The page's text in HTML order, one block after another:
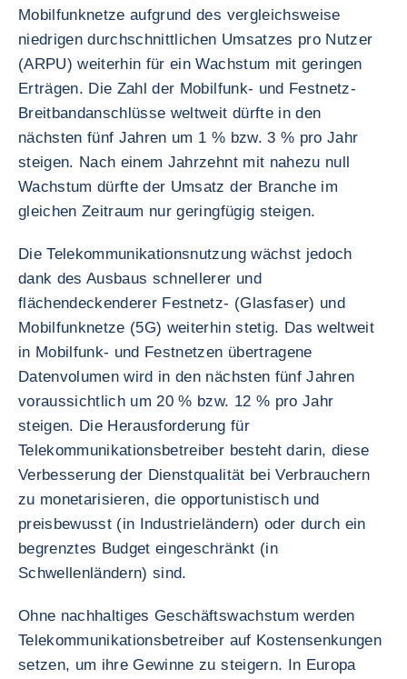
Mobilfunknetze aufgrund des vergleichsweise
niedrigen durchschnittlichen Umsatzes pro Nutzer
(ARPU) weiterhin für ein Wachstum mit geringen
Erträgen. Die Zahl der Mobilfunk- und Festnetz-
Breitbandanschlüsse weltweit dürfte in den
nächsten fünf Jahren um 1 % bzw. 3 % pro Jahr
steigen. Nach einem Jahrzehnt mit nahezu null
Wachstum dürfte der Umsatz der Branche im
gleichen Zeitraum nur geringfügig steigen.
Die Telekommunikationsnutzung wächst jedoch
dank des Ausbaus schnellerer und
flächendeckenderer Festnetz- (Glasfaser) und
Mobilfunknetze (5G) weiterhin stetig. Das weltweit
in Mobilfunk- und Festnetzen übertragene
Datenvolumen wird in den nächsten fünf Jahren
voraussichtlich um 20 % bzw. 12 % pro Jahr
steigen. Die Herausforderung für
Telekommunikationsbetreiber besteht darin, diese
Verbesserung der Dienstqualität bei Verbrauchern
zu monetarisieren, die opportunistisch und
preisbewusst (in Industrieländern) oder durch ein
begrenztes Budget eingeschränkt (in
Schwellenländern) sind.
Ohne nachhaltiges Geschäftswachstum werden
Telekommunikationsbetreiber auf Kostensenkungen
setzen, um ihre Gewinne zu steigern. In Europa